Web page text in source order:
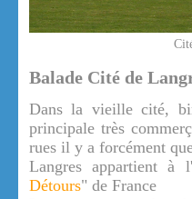
Balade Cité de
Dans la vieille cité,
principale très
rues il y a forcément
Langres appartient à
Détours" de France